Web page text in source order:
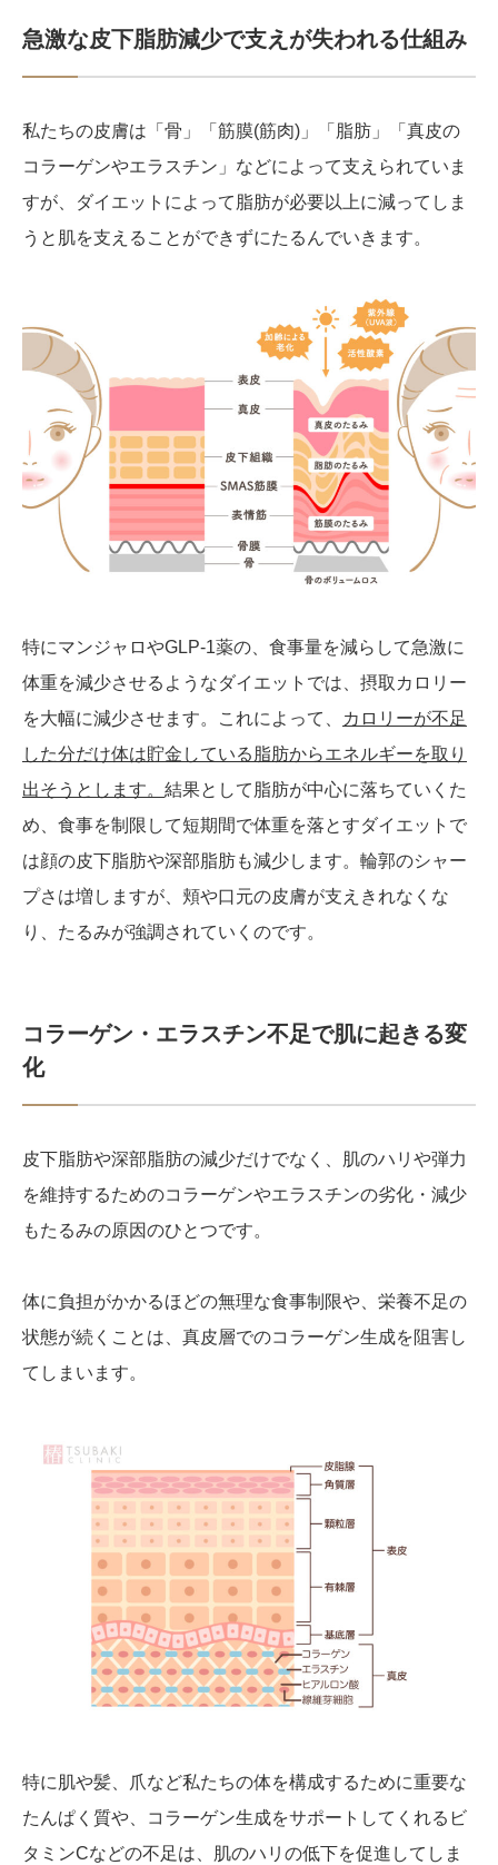
急激な皮下脂肪減少で支えが失われる仕組み
私たちの皮膚は「骨」「筋膜(筋肉)」「脂肪」「真皮の
コラーゲンやエラスチン」などによって支えられていま
すが、ダイエットによって脂肪が必要以上に減ってしま
うと肌を支えることができずにたるんでいきます。
特にマンジャロやGLP-1薬の、食事量を減らして急激に
体重を減少させるようなダイエットでは、摂取カロリー
を大幅に減少させます。これによって、
カロリーが不足
した分だけ体は貯金している脂肪からエネルギーを取り
出そうとします。 結果として脂肪が中心に落ちていくた
め、食事を制限して短期間で体重を落とすダイエットで
は顔の皮下脂肪や深部脂肪も減少します。輪郭のシャー
プさは増しますが、頬や口元の皮膚が支えきれなくな
り、たるみが強調されていくのです。
コラーゲン・エラスチン不足で肌に起きる変
化
皮下脂肪や深部脂肪の減少だけでなく、肌のハリや弾力
を維持するためのコラーゲンやエラスチンの劣化・減少
もたるみの原因のひとつです。
体に負担がかかるほどの無理な食事制限や、栄養不足の
状態が続くことは、真皮層でのコラーゲン生成を阻害し
てしまいます。
特に肌や髪、爪など私たちの体を構成するために重要な
たんぱく質や、コラーゲン生成をサポートしてくれるビ
タミンCなどの不足は、肌のハリの低下を促進してしま